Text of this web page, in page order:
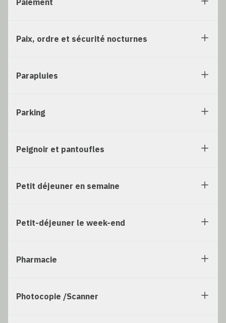
Paiement
Paix, ordre et sécurité nocturnes
Parapluies
Parking
Peignoir et pantoufles
Petit déjeuner en semaine
Petit-déjeuner le week-end
Pharmacie
Photocopie /Scanner